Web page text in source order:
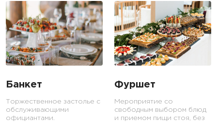
Банкет
Торжественное застолье с
обслуживающими
официантами.
Фуршет
Мероприятие со
свободным выбором блюд
и приемом пищи стоя, без